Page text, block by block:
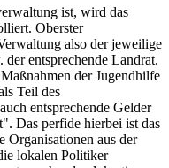
ist, wird das
Oberster
also der jeweilige
entsprechende Landrat.
der Jugendhilfe
Teil des
entsprechende Gelder
Das perfide hierbei ist das
Organisationen aus der
lokalen Politiker